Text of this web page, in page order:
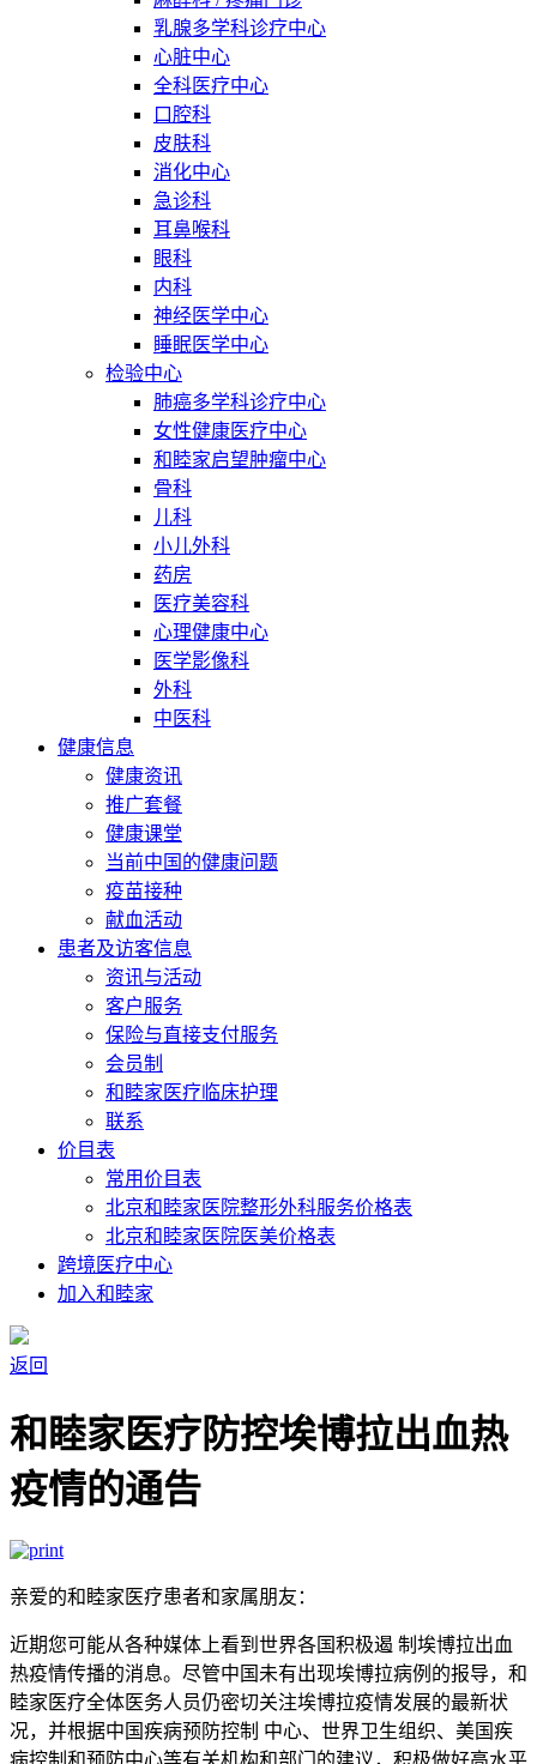
乳腺多学科诊疗中心
心脏中心
全科医疗中心
口腔科
皮肤科
消化中心
急诊科
耳鼻喉科
眼科
内科
神经医学中心
睡眠医学中心
检验中心
肺癌多学科诊疗中心
女性健康医疗中心
和睦家启望肿瘤中心
骨科
儿科
小儿外科
药房
医疗美容科
心理健康中心
医学影像科
外科
中医科
健康信息
健康资讯
推广套餐
健康课堂
当前中国的健康问题
疫苗接种
献血活动
患者及访客信息
资讯与活动
客户服务
保险与直接支付服务
会员制
和睦家医疗临床护理
联系
价目表
常用价目表
北京和睦家医院整形外科服务价格表
北京和睦家医院医美价格表
跨境医疗中心
加入和睦家
返回
和睦家医疗防控埃博拉出血热
疫情的通告
亲爱的和睦家医疗患者和家属朋友：
近期您可能从各种媒体上看到世界各国积极遏 制埃博拉出血
热疫情传播的消息。尽管中国未有出现埃博拉病例的报导，和
睦家医疗全体医务人员仍密切关注埃博拉疫情发展的最新状
况，并根据中国疾病预防控制 中心、世界卫生组织、美国疾
病控制和预防中心等有关机构和部门的建议，积极做好高水平